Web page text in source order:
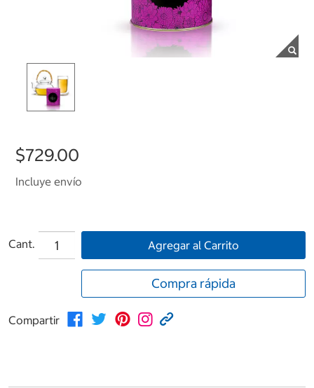
$729.00
Incluye envío
Cant. Agregar al Carrito
Compra rápida
Compartir